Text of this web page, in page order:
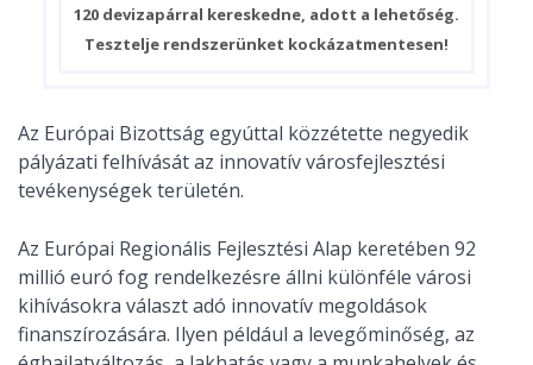
120 devizapárral kereskedne, adott a lehetőség.
Tesztelje rendszerünket kockázatmentesen!
Az Európai Bizottság egyúttal közzétette negyedik
pályázati felhívását az innovatív városfejlesztési
tevékenységek területén.
Az Európai Regionális Fejlesztési Alap keretében 92
millió euró fog rendelkezésre állni különféle városi
kihívásokra választ adó innovatív megoldások
finanszírozására. Ilyen például a levegőminőség, az